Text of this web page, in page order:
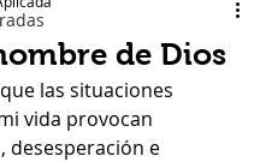
de Dios
las situaciones
vida provocan
desesperación e